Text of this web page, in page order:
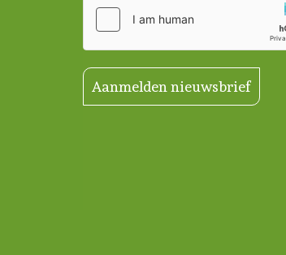
Aanmelden nieuwsbrief